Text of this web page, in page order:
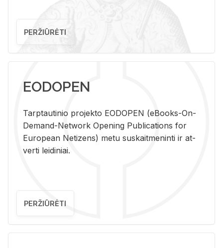
PERŽIŪRĖTI
EODOPEN
Tarp­tau­ti­nio pro­jek­to EO­DO­PEN (eBo­oks-On-
De­mand-Ne­twork Ope­ning Pub­li­ca­tions for
Eu­ro­pe­an Ne­ti­zens) metu su­skait­me­nin­ti ir at­
ver­ti lei­di­niai.
PERŽIŪRĖTI